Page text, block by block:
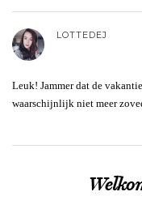
LOTTEDEJ
Leuk! Jammer dat de
waarschijnlijk niet meer